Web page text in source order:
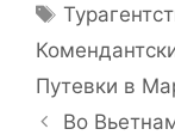
Путевки в
Во